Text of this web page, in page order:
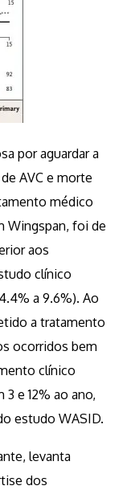
por aguardar a
AVC e morte
médico
Wingspan, foi de
aos
clínico
a 9.6%). Ao
a tratamento
ocorridos bem
clínico
e 12% ao ano,
estudo WASID.
levanta
dos